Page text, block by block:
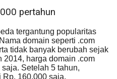
pertahun
tergantung popularitas
domain seperti .com
tidak banyak berubah sejak
2014, harga domain .com
Setelah 5 tahun,
Rp. 160.000 saja.